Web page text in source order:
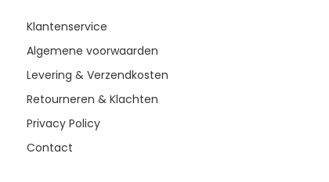
Klantenservice
Algemene voorwaarden
Levering & Verzendkosten
Retourneren & Klachten
Privacy Policy
Contact